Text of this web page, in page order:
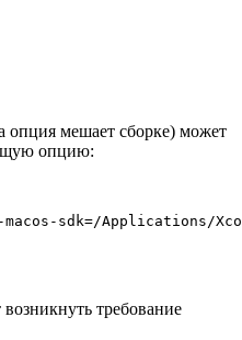
опция мешает сборке) может
опцию:
sdk=/Applications/
требование